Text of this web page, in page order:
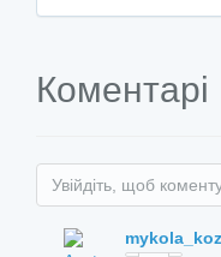
Коментарі
Увійдіть, щоб